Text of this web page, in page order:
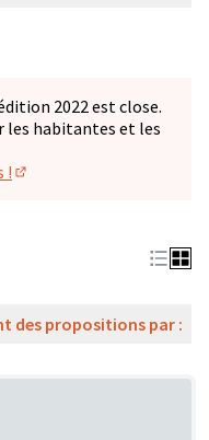
2022 est close.
les habitantes et les
!
des propositions par :